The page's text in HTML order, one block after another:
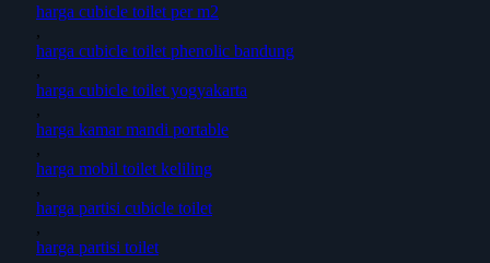
harga cubicle toilet per m2
,
harga cubicle toilet phenolic bandung
,
harga cubicle toilet yogyakarta
,
harga kamar mandi portable
,
harga mobil toilet keliling
,
harga partisi cubicle toilet
,
harga partisi toilet